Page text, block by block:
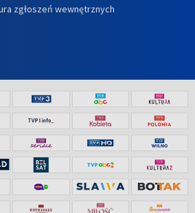
zgłoszeń wewnętrznych